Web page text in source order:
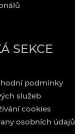
SEKCE
podmínky
služeb
cookies
osobních údajů